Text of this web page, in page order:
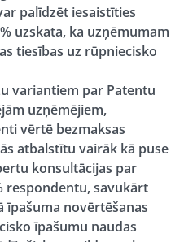
palīdzēt iesaistīties
uzskata, ka uzņēmumam
tiesības uz rūpniecisko
variantiem par Patentu
uzņēmējiem,
vērtē bezmaksas
atbalstītu vairāk kā puse
konsultācijas par
respondentu, savukārt
īpašuma novērtēšanas
īpašumu naudas